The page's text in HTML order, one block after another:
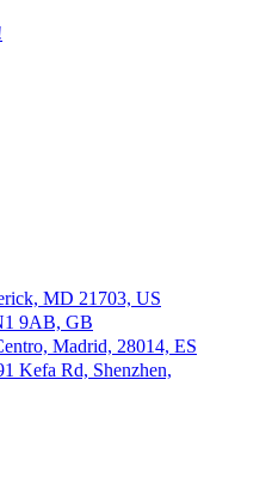
MD 21703, US
9AB, GB
Madrid, 28014, ES
Kefa Rd, Shenzhen,